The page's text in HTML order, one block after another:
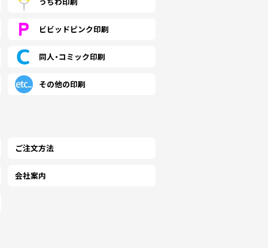
ビビッドピンク印刷
同人・コミック印刷
その他の印刷
ご注文方法
会社案内